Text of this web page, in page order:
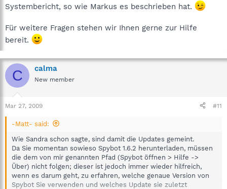
Systembericht, so wie Markus es beschrieben hat.
Für weitere Fragen stehen wir Ihnen gerne zur Hilfe
bereit.
C calma
New member
Mar 27, 2009 #11
-Matt- said:
Wie Sandra schon sagte, sind damit die Updates gemeint.
Da Sie momentan sowieso Spybot 1.6.2 herunterladen, müssen
die dem von mir genannten Pfad (Spybot öffnen > Hilfe ->
Über) nicht folgen; dieser ist jedoch immer wieder hilfreich,
wenn es darum geht, zu erfahren, welche genaue Version von
Spybot Sie verwenden und welches Update sie zuletzt